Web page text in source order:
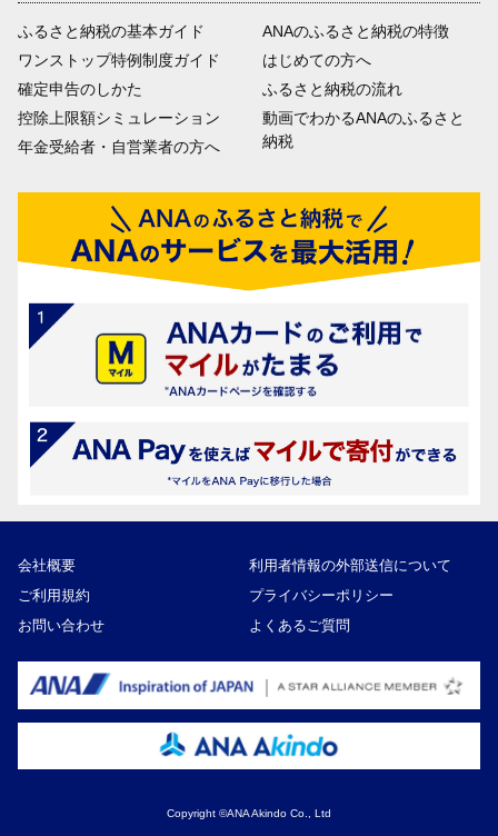
ふるさと納税の基本ガイド
ワンストップ特例制度ガイド
確定申告のしかた
控除上限額シミュレーション
年金受給者・自営業者の方へ
ANAのふるさと納税の特徴
はじめての方へ
ふるさと納税の流れ
動画でわかるANAのふるさと
納税
会社概要
利用者情報の外部送信について
ご利用規約
プライバシーポリシー
お問い合わせ
よくあるご質問
Copyright ©ANA Akindo Co., Ltd